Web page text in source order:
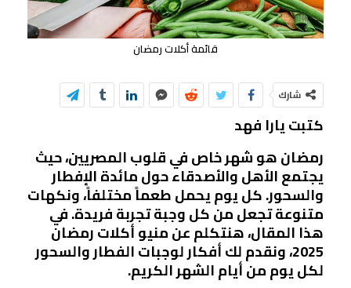
قائمة أكلات رمضان
شارك
كتبت يارا فهد
رمضان هو شهر خاص في قلوب المصريين، حيث
يجتمع الأهل والأصدقاء حول مائدة الإفطار
والسحور. كل يوم يحمل طعماً مختلفاً، ونكهات
متنوعة تجعل من كل وجبة تجربة فريدة. في
هذا المقال، هنتكلم عن منيو أكلات رمضان
2025، ونقدم لك أفكار لوجبات الفطار والسحور
لكل يوم من أيام الشهر الكريم.